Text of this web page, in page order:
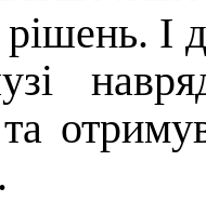
рішень.